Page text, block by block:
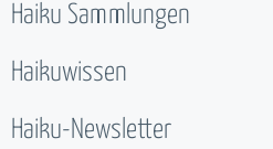
Haiku Sammlungen
Haikuwissen
Haiku-Newsletter